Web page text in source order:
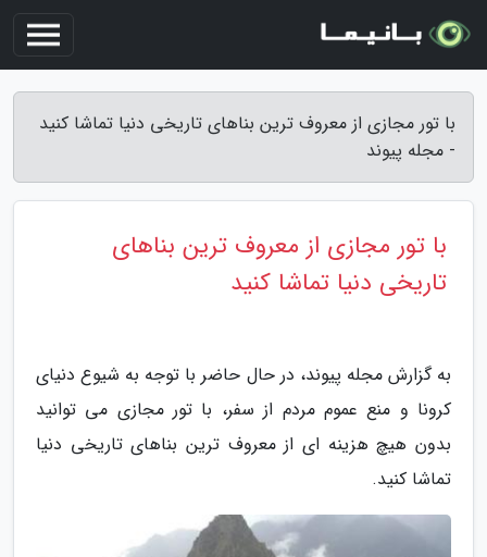
با تور مجازی از معروف ترین بناهای تاریخی دنیا تماشا کنید
- مجله پیوند
با تور مجازی از معروف ترین بناهای
تاریخی دنیا تماشا کنید
به گزارش مجله پیوند، در حال حاضر با توجه به شیوع دنیای
کرونا و منع عموم مردم از سفر، با تور مجازی می توانید
بدون هیچ هزینه ای از معروف ترین بناهای تاریخی دنیا
تماشا کنید.